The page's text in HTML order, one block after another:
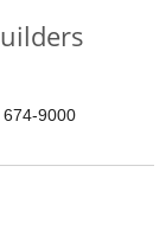
674-9000